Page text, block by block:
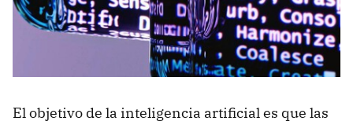
El objetivo de la inteligencia artificial es que las